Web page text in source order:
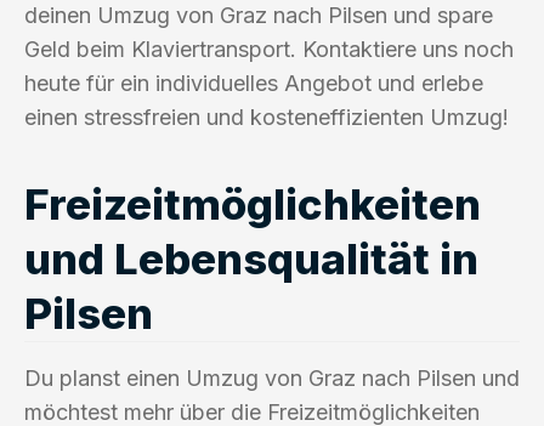
deinen Umzug von Graz nach Pilsen und spare
Geld beim Klaviertransport. Kontaktiere uns noch
heute für ein individuelles Angebot und erlebe
einen stressfreien und kosteneffizienten Umzug!
Freizeitmöglichkeiten
und Lebensqualität in
Pilsen
Du planst einen Umzug von Graz nach Pilsen und
möchtest mehr über die Freizeitmöglichkeiten